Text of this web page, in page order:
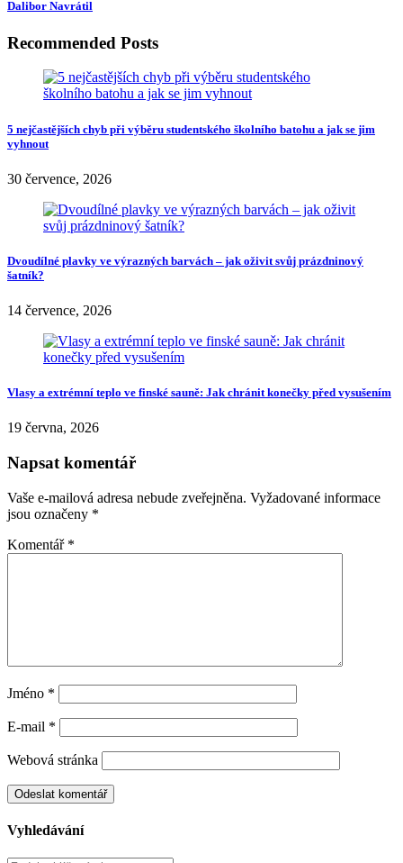
Jak se starat o bílé zlato
Aby bylo vaše bílé zlato vdobr ém stavua zůstalo bílé, je důležité o
něj správně pečovat. Ve vaší šperkovnici ukládejte šperky odděleně,
za pomocíměkkého kartáčea teplé vody s mýdlem na prádlo pro
odstranění nečistot. Nepoužívejte chemické čističe či abrazivní
kameny. Nenoste šperky do vany nebo sprchy, protože voda a
parfémy mohou poškodit kov a kameny.
Nechte šperky vyčistitodborníkemnejlépe v místě, kde jste si
šperk koupili. Pokud jsou poškozené, nechte si je určitě opravit
odborníkem. Má-li kámen v šperku poškozený nebo opotřebený
povrch, může být také vyměněn nebo opraven. Výhodou zlatých
šperků je to, že lze změnit jejich velikost, takže pokud např. zdědíte
prsten po babičce, můžete ho také donést ke
prsten zmenšit nebo zvětšit.
Zdroj obrázku: Shutterstock
Dalibor Navrátil
Recommended Posts
5 nejčastějších chyb při výběru studentského školního batohu a jak se jim
Dvoudílné plavky ve výrazných barvách – jak oživit svůj prázdninový
šatník?
14 července, 2026
19 června, 2026